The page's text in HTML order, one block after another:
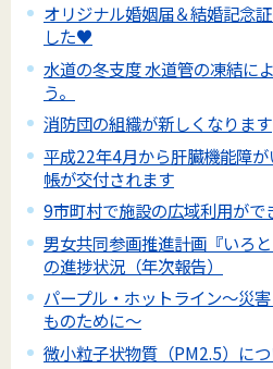
オリジナル婚姻届＆結婚記念
した♥
水道の冬支度 水道管の凍結に
う。
消防団の組織が新しくなります
平成22年4月から肝臓機能障
帳が交付されます
9市町村で施設の広域利用がで
男女共同参画推進計画『いろ
の進捗状況（年次報告）
パープル・ホットライン～災
ものために～
微小粒子状物質（PM2.5）に